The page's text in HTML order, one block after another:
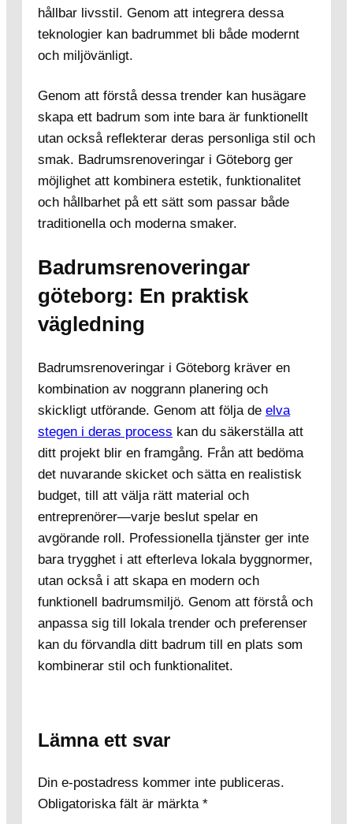
hållbar livsstil. Genom att integrera dessa
teknologier kan badrummet bli både modernt
och miljövänligt.
Genom att förstå dessa trender kan husägare
skapa ett badrum som inte bara är funktionellt
utan också reflekterar deras personliga stil och
smak. Badrumsrenoveringar i Göteborg ger
möjlighet att kombinera estetik, funktionalitet
och hållbarhet på ett sätt som passar både
traditionella och moderna smaker.
Badrumsrenoveringar
göteborg: En praktisk
vägledning
Badrumsrenoveringar i Göteborg kräver en
kombination av noggrann planering och
skickligt utförande. Genom att följa de elva
stegen i deras process kan du säkerställa att
ditt projekt blir en framgång. Från att bedöma
det nuvarande skicket och sätta en realistisk
budget, till att välja rätt material och
entreprenörer—varje beslut spelar en
avgörande roll. Professionella tjänster ger inte
bara trygghet i att efterleva lokala byggnormer,
utan också i att skapa en modern och
funktionell badrumsmiljö. Genom att förstå och
anpassa sig till lokala trender och preferenser
kan du förvandla ditt badrum till en plats som
kombinerar stil och funktionalitet.
Lämna ett svar
Din e-postadress kommer inte publiceras.
Obligatoriska fält är märkta *